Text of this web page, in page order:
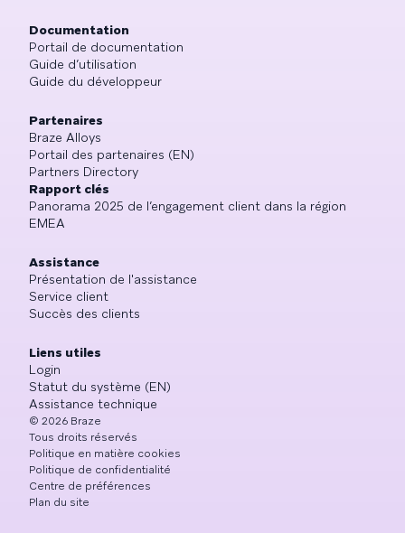
Documentation
Portail de documentation
Guide d’utilisation
Guide du développeur
Partenaires
Braze Alloys
Portail des partenaires (EN)
Partners Directory
Rapport clés
Panorama 2025 de l’engagement client dans la région
EMEA
Assistance
Présentation de l'assistance
Service client
Succès des clients
Liens utiles
Login
Statut du système (EN)
Assistance technique
© 2026 Braze
Tous droits réservés
Politique en matière cookies
Politique de confidentialité
Centre de préférences
Plan du site